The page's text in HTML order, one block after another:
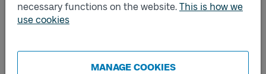
necessary functions on the website. This is how we
use cookies
MANAGE COOKIES
Göta B
Jössagatan A